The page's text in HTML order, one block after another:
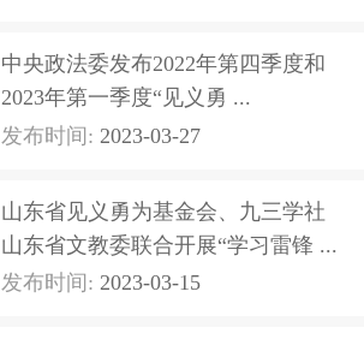
中央政法委发布2022年第四季度和
2023年第一季度“见义勇 ...
发布时间: 2023-03-27
山东省见义勇为基金会、九三学社
山东省文教委联合开展“学习雷锋 ...
发布时间: 2023-03-15